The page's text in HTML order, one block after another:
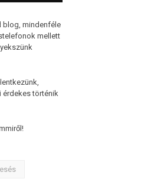
blog, mindenféle
mellett
érdekes történik